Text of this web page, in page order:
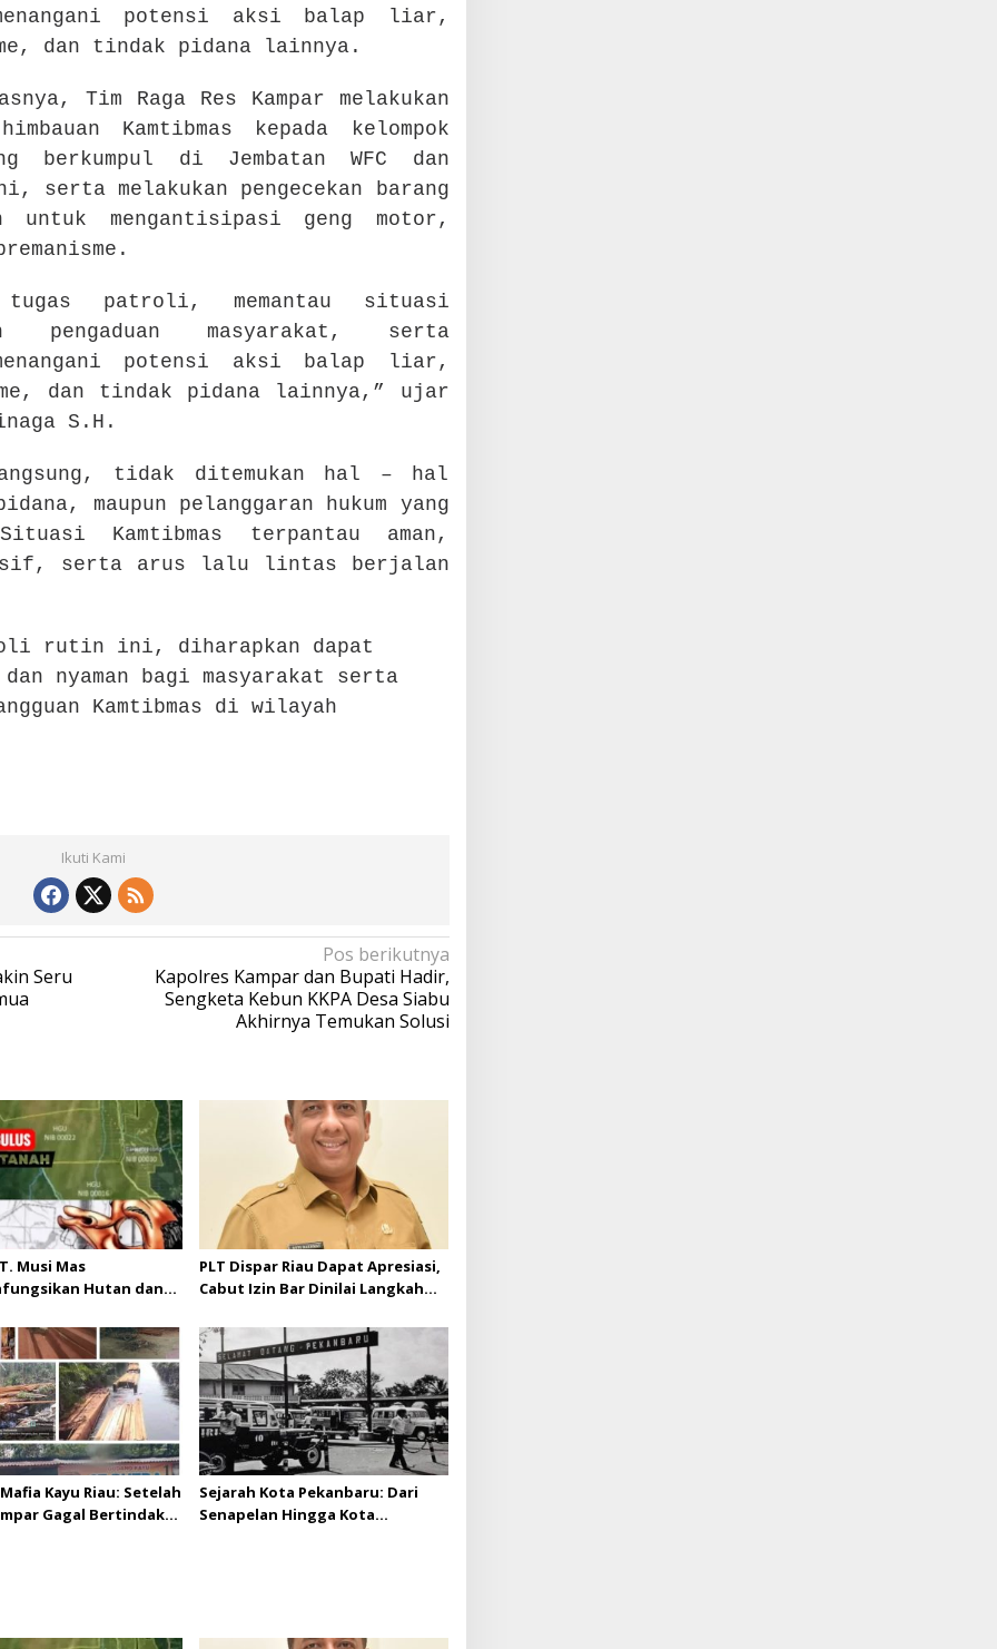
potensi aksi balap liar,
dan tindak pidana lainnya.
Tim Raga Res Kampar melakukan
Kamtibmas kepada kelompok
berkumpul di Jembatan WFC dan
serta melakukan pengecekan barang
untuk mengantisipasi geng motor,
tugas patroli, memantau situasi
pengaduan masyarakat, serta
potensi aksi balap liar,
dan tindak pidana lainnya,” ujar
S.H.
tidak ditemukan hal – hal
maupun pelanggaran hukum yang
Kamtibmas terpantau aman,
serta arus lalu lintas berjalan
rutin ini, diharapkan dapat
dan nyaman bagi masyarakat serta
Kamtibmas di wilayah
Ikuti Kami
Seru
Pos berikutnya
Kapolres Kampar dan Bupati Hadir,
Sengketa Kebun KKPA Desa Siabu
Akhirnya Temukan Solusi
Musi Mas
Hutan dan
izin yang
PLT Dispar Riau Dapat Apresiasi,
Cabut Izin Bar Dinilai Langkah
Kayu Riau: Setelah
Gagal Bertindak,
Sejarah Kota Pekanbaru: Dari
Senapelan Hingga Kota